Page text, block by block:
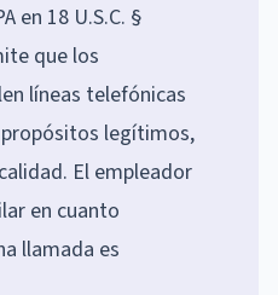
en 18 U.S.C. §
que los
líneas telefónicas
legítimos,
El empleador
en cuanto
llamada es